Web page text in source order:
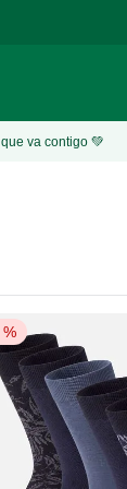
va contigo 💚
%